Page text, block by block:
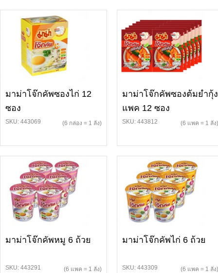
มาม่าโจ๊กคัพซองไก่ 12
ซอง
SKU: 443069 (6 กล่อง = 1 ลัง)
มาม่าโจ๊กคัพซองต้มยำกุ้ง
แพค 12 ซอง
SKU: 443812 (6 แพค = 1 ลัง)
มาม่าโจ๊กคัพหมู 6 ถ้วย
SKU: 443291 (6 แพค = 1 ลัง)
มาม่าโจ๊กคัพไก่ 6 ถ้วย
SKU: 443309 (6 แพค = 1 ลัง)